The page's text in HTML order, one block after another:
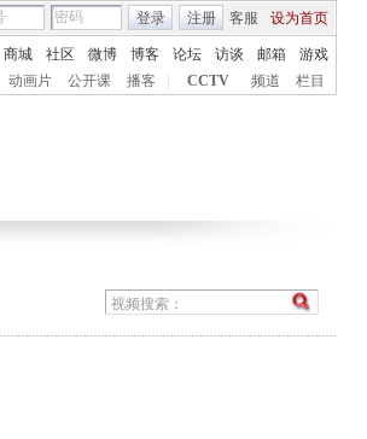
客服 设为首页
登录 注册
商城 社区 微博 博客 论坛 访谈 邮箱
游戏
动画片 公开课 播客 CCTV 频道 栏目